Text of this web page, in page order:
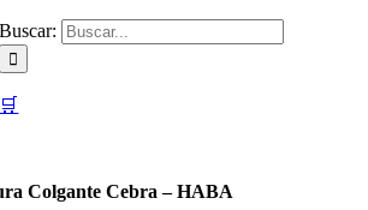
Buscar:
🛒
Colgante Cebra – HABA